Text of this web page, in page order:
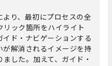
より、最初にプロセスの全
ック箇所をハイライト
ド・ナビゲーションする
が解消されるイメージを持
した。加えて、ガイド・